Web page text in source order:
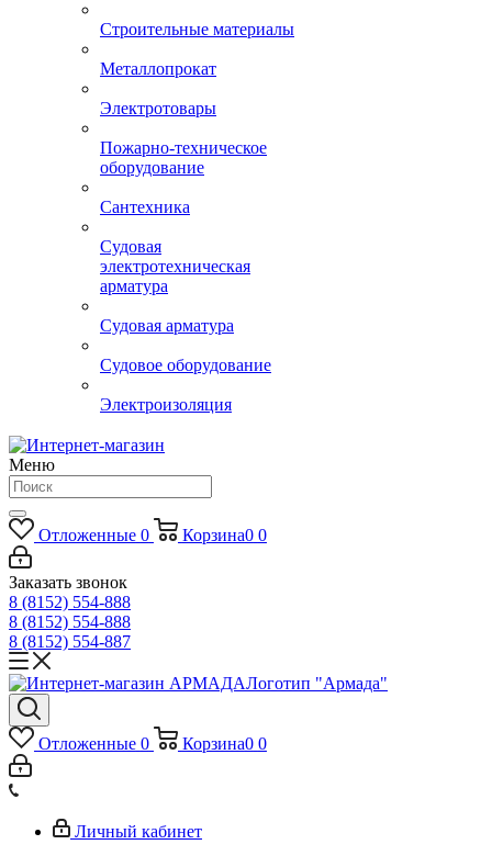
Строительные материалы
Металлопрокат
Электротовары
Пожарно-техническое
оборудование
Сантехника
Судовая
электротехническая
арматура
Судовая арматура
Судовое оборудование
Электроизоляция
Меню
Отложенные 0 Корзина0 0
Заказать звонок
8 (8152) 554-888
8 (8152) 554-888
8 (8152) 554-887
Логотип "Армада"
Отложенные 0 Корзина0 0
Личный кабинет